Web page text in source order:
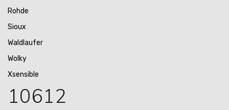
Rohde
Sioux
Waldlaufer
Wolky
Xsensible
10612